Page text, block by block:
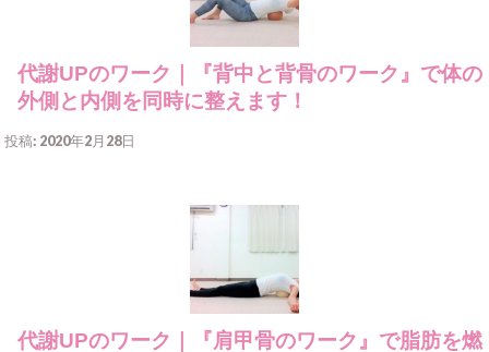
代謝UPのワーク｜『背中と背骨のワーク』で体の
外側と内側を同時に整えます！
投稿: 2020年2月28日
代謝UPのワーク｜『肩甲骨のワーク』で脂肪を燃